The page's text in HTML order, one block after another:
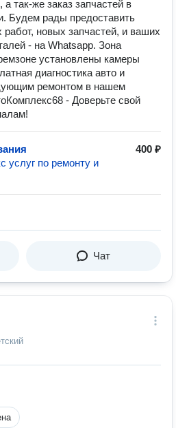
так-же заказ запчастей в
Будем рады предоставить
новых запчастей, и ваших
- на Whatsapp. Зона
установлены камеры
диагностика авто и
ремонтом в нашем
- Доверьте свой
400 ₽
услуг по ремонту и
Чат